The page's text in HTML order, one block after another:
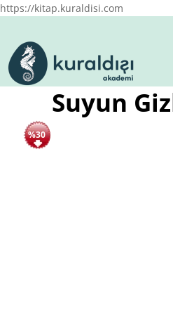
https://kitap.kuraldisi.com
Suyun
%30